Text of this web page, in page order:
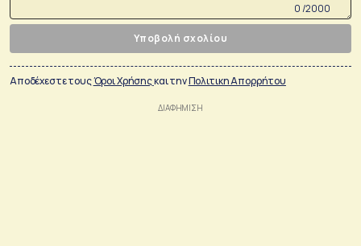
0 /2000
Υποβολή σχολίου
Αποδέχεστε τουςΌροι Χρήσηςκαι τηνΠολιτικη Απορρήτου